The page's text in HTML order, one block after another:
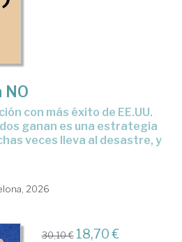
NO
ganan es una estrategia
veces lleva al desastre, y
2026
30,10 € 18,70 €